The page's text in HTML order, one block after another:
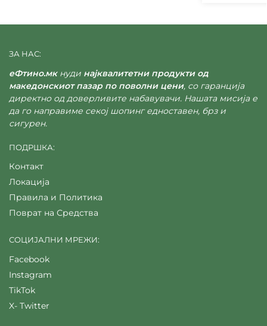
ЗА НАС:
еФтино.мкнуди најквалитетни продукти од
македонскиот пазар по поволни цени, со гаранција
директно од доверливите набавувачи. Нашата мисија е
да го направиме секој шопинг едноставен, брз и
сигурен.
ПОДРШКА:
Контакт
Локација
Правила и Политика
Поврат на Средства
СОЦИЈАЛНИ МРЕЖИ:
Facebook
Instagram
TikTok
X- Twitter